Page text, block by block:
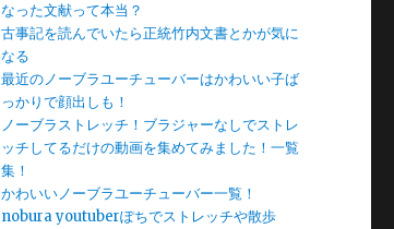
なった文献って本当？
古事記を読んでいたら正統竹内文書とかが気に
なる
最近のノーブラユーチューバーはかわいい子ば
っかりで顔出しも！
ノーブラストレッチ！ブラジャーなしでストレ
ッチしてるだけの動画を集めてみました！一覧
集！
かわいいノーブラユーチューバー一覧！
nobura youtuberぽちでストレッチや散歩